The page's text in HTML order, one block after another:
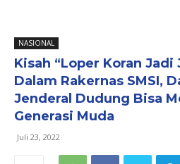
NASIONAL
Kisah “Loper Koran
Dalam Rakernas SMSI,
Jenderal Dudung Bisa
Generasi Muda
Juli 23, 2022